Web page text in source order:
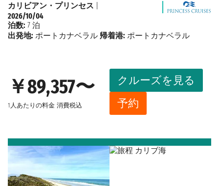
￥89,357〜
1人あたりの料金 消費税込
クルーズを見る
予約
カリビアン・プリンセス
2026/10/04
泊数: 7 泊
出発地: ポートカナベラル 帰着港: ポートカナベラル